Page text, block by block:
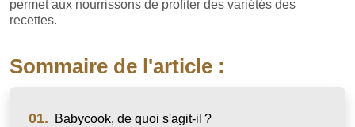
permet aux nourrissons de profiter des variétés des
recettes.
Sommaire de l'article :
01. Babycook, de quoi s'agit-il ?